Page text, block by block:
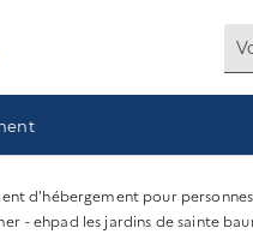
d'hébergement pour
- ehpad les jardins de sainte